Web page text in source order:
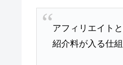
アフィリエイト
紹介料が入る仕組